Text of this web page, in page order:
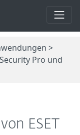
>
Pro und
ESET